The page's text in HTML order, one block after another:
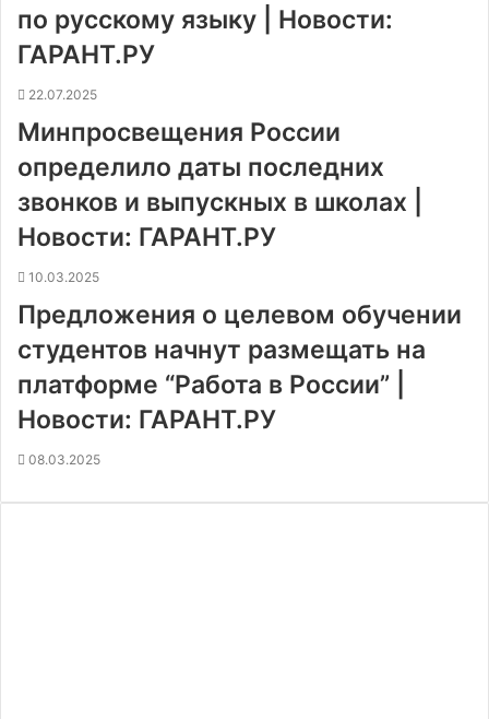
по русскому языку | Новости:
ГАРАНТ.РУ
22.07.2025
Минпросвещения России
определило даты последних
звонков и выпускных в школах |
Новости: ГАРАНТ.РУ
10.03.2025
Предложения о целевом обучении
студентов начнут размещать на
платформе “Работа в России” |
Новости: ГАРАНТ.РУ
08.03.2025